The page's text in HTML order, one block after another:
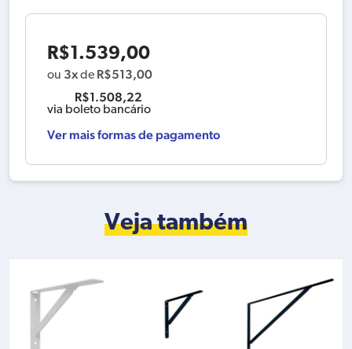
R$1.539,00
ou 3xde R$513,00
R$1.508,22
via boleto bancário
Ver mais formas de pagamento
Veja também